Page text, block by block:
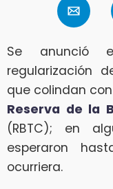
Se anunció
regularización
que colindan
Reserva de la
(RBTC); en
esperaron
ocurriera.